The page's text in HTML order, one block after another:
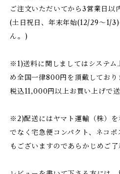
ご注文いただいてから3営業日以
(土日祝日、年末年始(12/29〜1/
ん。)
※1)送料に関しましてはシステム
め全国一律800円を頂戴しており
税込11,000円以上お買い上げで送
※2)配送にはヤマト運輸（株）
でなく宅急便コンパクト、ネコ
もございますのであらかじめご了